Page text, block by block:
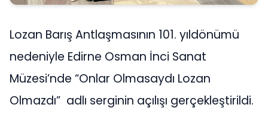
Lozan Barış Antlaşmasının 101. yıldönümü
nedeniyle Edirne Osman İnci Sanat
Müzesi’nde “Onlar Olmasaydı Lozan
Olmazdı” adlı serginin açılışı gerçekleştirildi.